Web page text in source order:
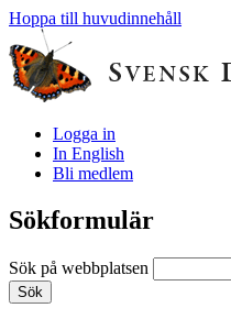
Hoppa till huvudinnehåll
Logga in
In English
Bli medlem
Sökformulär
Sök på webbplatsen